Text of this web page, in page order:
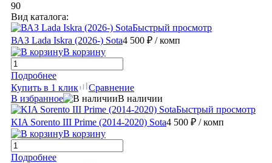
90
Вид каталога:
Быстрый просмотр
ВАЗ Lada Iskra (2026-) Sota4 500 ₽ / комп
В корзину
Подробнее
Купить в 1 клик
Сравнение
В избранное
В наличии
Быстрый просмотр
KIA Sorento III Prime (2014-2020) Sota4 500 ₽ / комп
В корзину
Подробнее